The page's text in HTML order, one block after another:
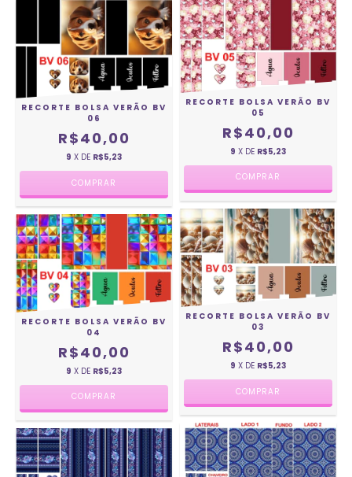
RECORTE BOLSA VERÃO BV
06
R$40,00
9 X DE R$5,23
RECORTE BOLSA VERÃO BV
05
R$40,00
9 X DE R$5,23
RECORTE BOLSA VERÃO BV
04
R$40,00
9 X DE R$5,23
RECORTE BOLSA VERÃO BV
03
R$40,00
9 X DE R$5,23